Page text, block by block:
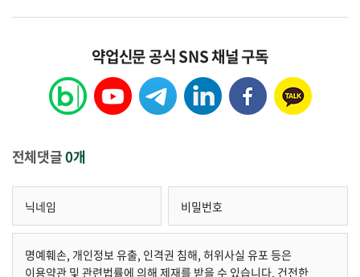
약업신문 공식 SNS 채널 구독
전체댓글0개